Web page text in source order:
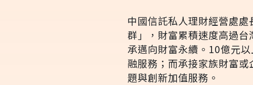
中國信託私人理財經營處
群」，財富累積速度高過
承邁向財富永續。10億元
融服務；而承接家族財富
題與創新加值服務。